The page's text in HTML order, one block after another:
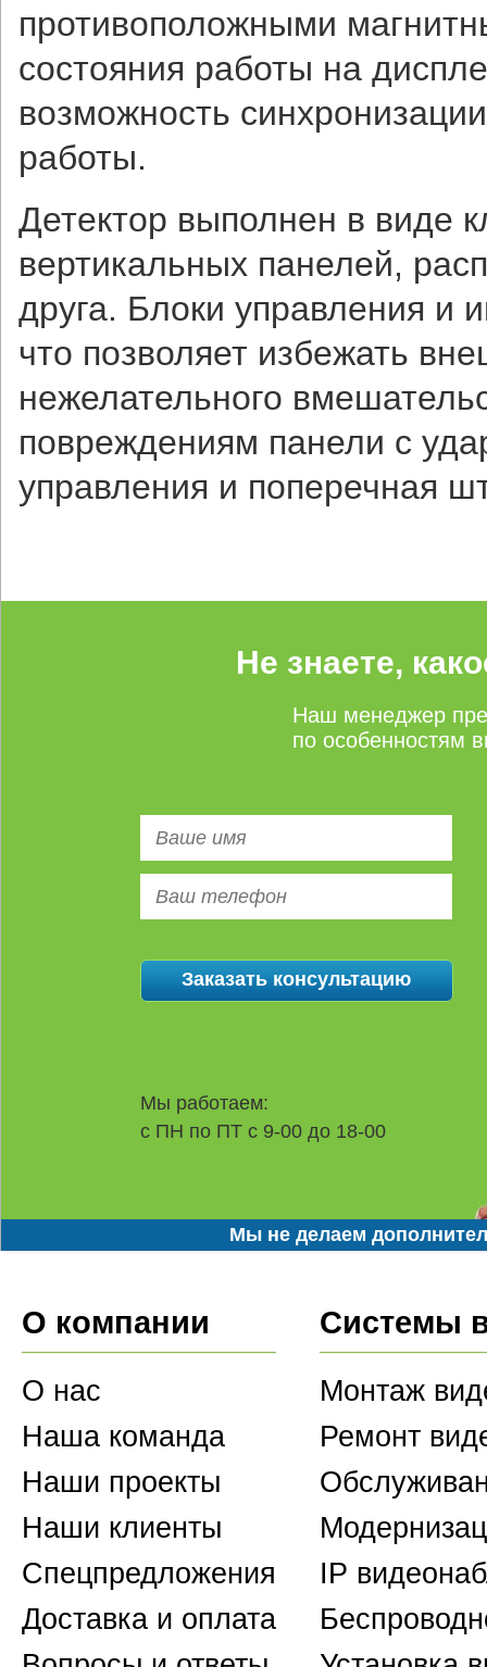
противоположными
состояния работы на
возможность
работы.
Детектор выполнен в виде
вертикальных панелей,
друга. Блоки управления и
что позволяет избежать
нежелательного
повреждениям панели с
управления и поперечная
Не знаете,
Наш менеджер
по особенностям
Мы работаем:
с ПН по ПТ с 9-00 до 18-00
Мы не делаем
О компании
О нас
Наша команда
Наши проекты
Наши клиенты
Спецпредложения
Доставка и оплата
Системы
Монтаж
Ремонт
IP